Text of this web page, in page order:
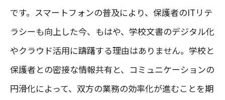
です。スマートフォンの普及により、保護者のITリテ
ラシーも向上した今、もはや、学校文書のデジタル化
やクラウド活用に躊躇する理由はありません。学校と
保護者との密接な情報共有と、コミュニケーションの
円滑化によって、双方の業務の効率化が進むことを期